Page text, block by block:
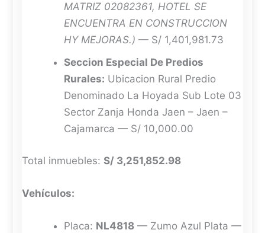
MATRIZ 02082361, HOTEL SE
ENCUENTRA EN CONSTRUCCION
HY MEJORAS.) — S/ 1,401,981.73
Seccion Especial De Predios
Rurales: Ubicacion Rural Predio
Denominado La Hoyada Sub Lote 03
Sector Zanja Honda Jaen – Jaen –
Cajamarca — S/ 10,000.00
Total inmuebles: S/ 3,251,852.98
Vehículos:
Placa: NL4818 — Zumo Azul Plata —